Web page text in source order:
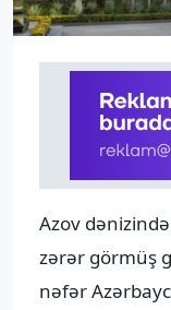
Azov
zərər görmüş
nəfər